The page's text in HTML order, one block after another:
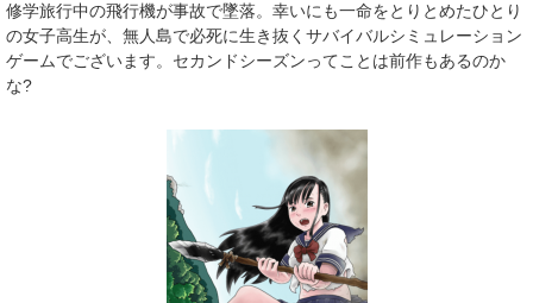
修学旅行中の飛行機が事故で墜落。幸いにも一命をとりとめたひとり
の女子高生が、無人島で必死に生き抜くサバイバルシミュレーション
ゲームでございます。セカンドシーズンってことは前作もあるのか
な?